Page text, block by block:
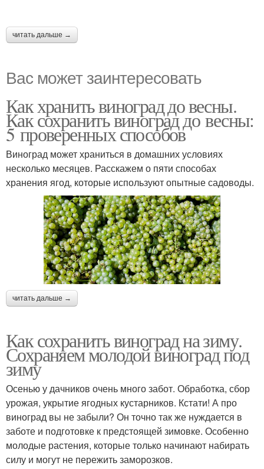
читать дальше →
Вас может заинтересовать
Как хранить виноград до весны.
Как сохранить виноград до весны:
5 проверенных способов
Виноград может храниться в домашних условиях
несколько месяцев. Расскажем о пяти способах
хранения ягод, которые используют опытные садоводы.
читать дальше →
Как сохранить виноград на зиму.
Сохраняем молодой виноград под
зиму
Осенью у дачников очень много забот. Обработка, сбор
урожая, укрытие ягодных кустарников. Кстати! А про
виноград вы не забыли? Он точно так же нуждается в
заботе и подготовке к предстоящей зимовке. Особенно
молодые растения, которые только начинают набирать
силу и могут не пережить заморозков.